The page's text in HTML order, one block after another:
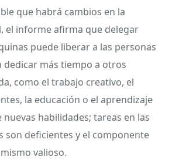
que habrá cambios en la
el informe afirma que delegar
puede liberar a las personas
dedicar más tiempo a otros
como el trabajo creativo, el
la educación o el aprendizaje
habilidades; tareas en las
son deficientes y el componente
valioso.